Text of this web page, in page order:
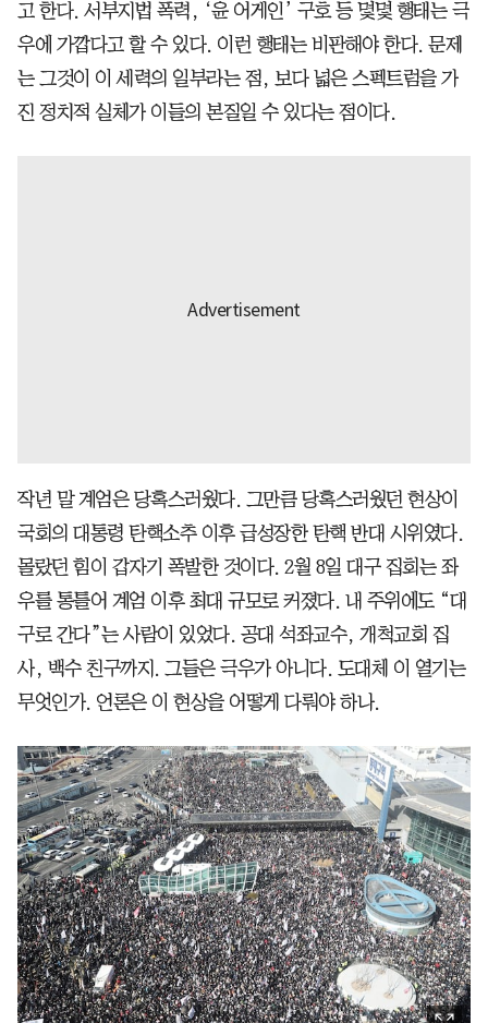
고 한다. 서부지법 폭력, ‘윤 어게인’ 구호 등 몇몇 행태는 극
우에 가깝다고 할 수 있다. 이런 행태는 비판해야 한다. 문제
는 그것이 이 세력의 일부라는 점, 보다 넓은 스펙트럼을 가
진 정치적 실체가 이들의 본질일 수 있다는 점이다.
작년 말 계엄은 당혹스러웠다. 그만큼 당혹스러웠던 현상이
국회의 대통령 탄핵소추 이후 급성장한 탄핵 반대 시위였다.
몰랐던 힘이 갑자기 폭발한 것이다. 2월 8일 대구 집회는 좌
우를 통틀어 계엄 이후 최대 규모로 커졌다. 내 주위에도 “대
구로 간다”는 사람이 있었다. 공대 석좌교수, 개척교회 집
사, 백수 친구까지. 그들은 극우가 아니다. 도대체 이 열기는
무엇인가. 언론은 이 현상을 어떻게 다뤄야 하나.